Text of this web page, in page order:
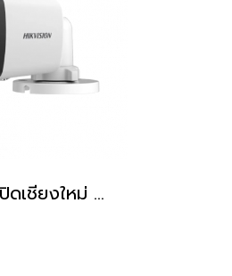
กล้องวงจรปิดเชียงใหม่ Hikvision IP Camera 4MP DS-2CD1043G2-LIU